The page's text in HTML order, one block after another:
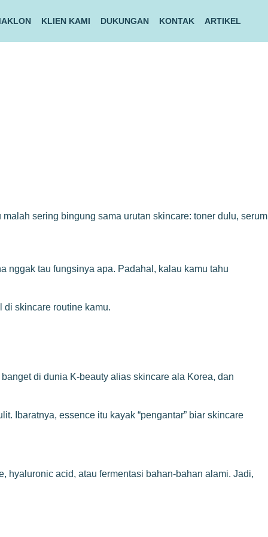
KLIEN KAMI DUKUNGAN KONTAK ARTIKEL
sering bingung sama urutan skincare: toner dulu, serum
nggak tau fungsinya apa. Padahal, kalau kamu tahu
di skincare routine kamu.
di dunia K-beauty alias skincare ala Korea, dan
Ibaratnya, essence itu kayak “pengantar” biar skincare
hyaluronic acid, atau fermentasi bahan-bahan alami. Jadi,